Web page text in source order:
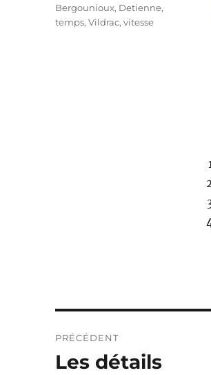
Étiquettes
Bergounioux, Detienne,
temps,Vildrac,vitesse
de
PRÉCÉDENT
Publication
Les détails